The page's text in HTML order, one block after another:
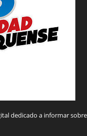
dedicado a informar